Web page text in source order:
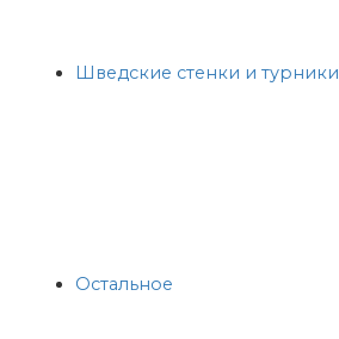
Шведские стенки и турники
Остальное